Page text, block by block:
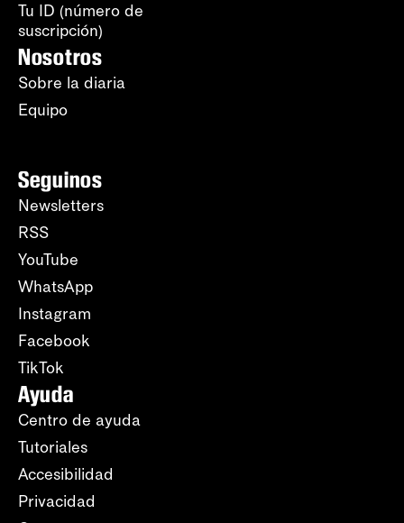
Tu ID (número de
suscripción)
Nosotros
Sobre la diaria
Equipo
Seguinos
Newsletters
RSS
YouTube
WhatsApp
Instagram
Facebook
TikTok
Ayuda
Centro de ayuda
Tutoriales
Accesibilidad
Privacidad